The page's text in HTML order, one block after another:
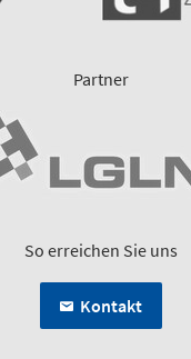
Partner
So erreichen Sie uns
Kontakt